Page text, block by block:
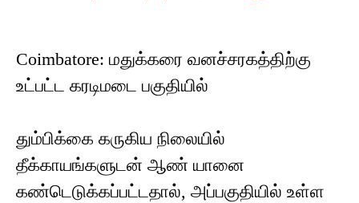
Coimbatore: மதுக்கரை வனச்சரகத்திற்கு
உட்பட்ட கரடிமடை பகுதியில்
தும்பிக்கை கருகிய நிலையில்
தீக்காயங்களுடன் ஆண் யானை
கண்டெடுக்கப்பட்டதால், அப்பகுதியில் உள்ள